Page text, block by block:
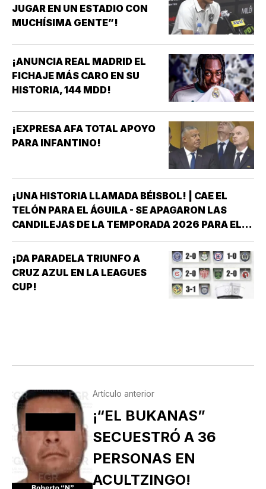
JUGAR EN UN ESTADIO CON
MUCHÍSIMA GENTE”!
¡ANUNCIA REAL MADRID EL
FICHAJE MÁS CARO EN SU
HISTORIA, 144 MDD!
¡EXPRESA AFA TOTAL APOYO
PARA INFANTINO!
¡UNA HISTORIA LLAMADA BÉISBOL! | CAE EL
TELÓN PARA EL ÁGUILA - SE APAGARON LAS
CANDILEJAS DE LA TEMPORADA 2026 PARA EL
ÁGUILA DE VERACRUZ *LA NOVENA JAROCHA
CERRÓ SU CALENDARIO CON UNA VICTORIA DE
10-6 SOBRE PERICOS DE PUEBLA, PERO EL
TRIUNFO YA NO…
¡DA PARADELA TRIUNFO A
CRUZ AZUL EN LA LEAGUES
CUP!
Artículo anterior
¡“EL BUKANAS”
SECUESTRÓ A 36
PERSONAS EN
ACULTZINGO!